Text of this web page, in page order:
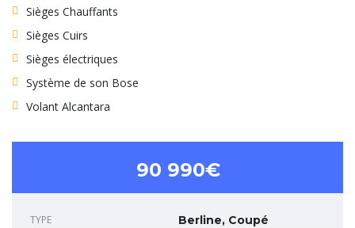
Sièges Chauffants
Sièges Cuirs
Sièges électriques
Système de son Bose
Volant Alcantara
90 990€
TYPE Berline, Coupé